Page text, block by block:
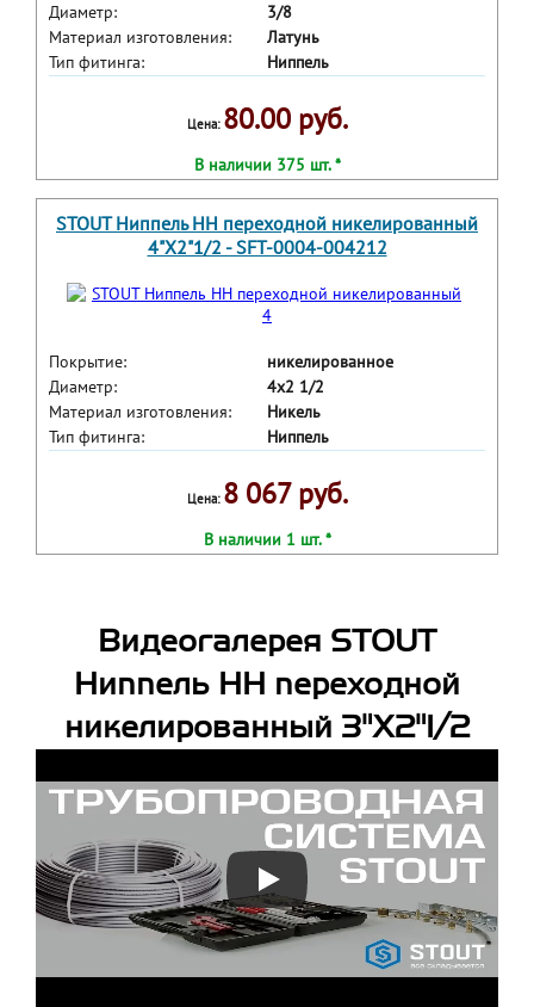
Диаметр:
3/8
Материал изготовления:
Латунь
Тип фитинга:
Ниппель
Цена: 80.00 руб.
В наличии 375 шт. *
STOUT Ниппель НН переходной никелированный
4"X2"1/2 - SFT-0004-004212
Покрытие:
никелированное
Диаметр:
4x2 1/2
Материал изготовления:
Никель
Тип фитинга:
Ниппель
Цена: 8 067 руб.
В наличии 1 шт. *
Видеогалерея STOUT
Ниппель НН переходной
никелированный 3"X2"1/2